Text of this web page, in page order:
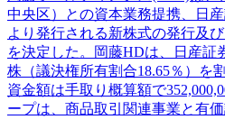
中央区）との資本業務提携、日
より発行される新株式の発行及
を決定した。岡藤HDは、日産証
株（議決権所有割合18.65％）を
資金額は手取り概算額で
ープは、商品取引関連事業と有